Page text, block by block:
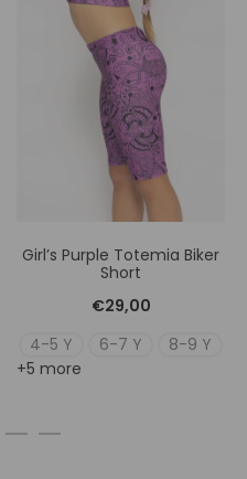
Girl’s Purple Totemia Biker
Short
€29,00
4-5 Y
6-7 Y
8-9 Y
+5 more